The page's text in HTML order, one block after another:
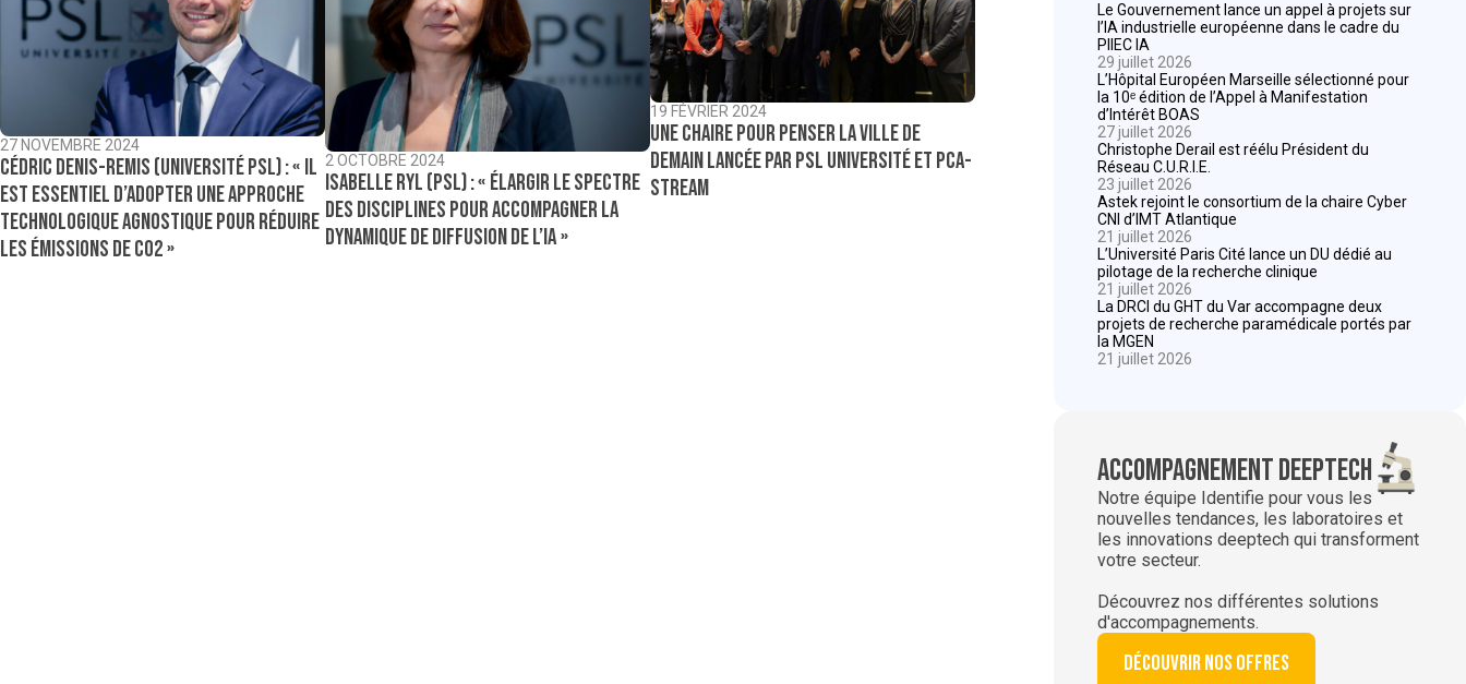
27 NOVEMBRE 2024
Cédric Denis-Remis (Université PSL) : « Il
est essentiel d’adopter une approche
technologique agnostique pour réduire
les émissions de CO2 »
2 OCTOBRE 2024
Isabelle Ryl (PSL) : « Élargir le spectre
des disciplines pour accompagner la
dynamique de diffusion de l’IA »
19 FÉVRIER 2024
Une chaire pour penser la ville de
demain lancée par PSL Université et PCA-
Stream
Le Gouvernement lance un appel à projets sur
l’IA industrielle européenne dans le cadre du
PIIEC IA
29 juillet 2026
L’Hôpital Européen Marseille sélectionné pour
la 10ᵉ édition de l’Appel à Manifestation
d’Intérêt BOAS
27 juillet 2026
Christophe Derail est réélu Président du
Réseau C.U.R.I.E.
23 juillet 2026
Astek rejoint le consortium de la chaire Cyber
CNI d’IMT Atlantique
21 juillet 2026
L’Université Paris Cité lance un DU dédié au
pilotage de la recherche clinique
21 juillet 2026
La DRCI du GHT du Var accompagne deux
projets de recherche paramédicale portés par
la MGEN
21 juillet 2026
Accompagnement deeptech
Notre équipe Identifie pour vous les
nouvelles tendances, les laboratoires et
les innovations deeptech qui transforment
votre secteur.
Découvrez nos différentes solutions
d'accompagnements.
Découvrir nos offres